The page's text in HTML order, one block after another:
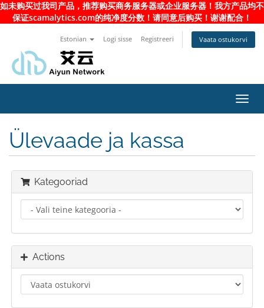
如未购买过我司产品，推荐购买商务服务器或企业服务器！我方产品均不
保证scamalytics.com的纯净度分数！请同意后购买！谢谢配合！
Estonian Logi sisse Registreeri Vaata ostukorvi
Ülevaade ja kassa
Kategooriad
Actions